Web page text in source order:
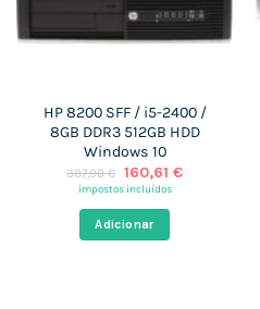
HP 8200 SFF / i5-2400 /
8GB DDR3 512GB HDD
Windows 10
387,00€ O
preço
era:
387,00 €.
160,61 €O
impostos incluídos
Adicionar